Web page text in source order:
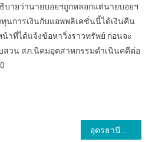
ายว่านายบอยฯถูกหลอกแต่นายบอยฯ
นการเงินกับแอพพลิเคชั่นนี้ได้เงินคืน
าที่ได้แจ้งข้อหาวิ่งราวทรัพย์ ก่อนจะ
สวน สภ.นิคมอุตสาหกรรมดำเนินคดีต่อ